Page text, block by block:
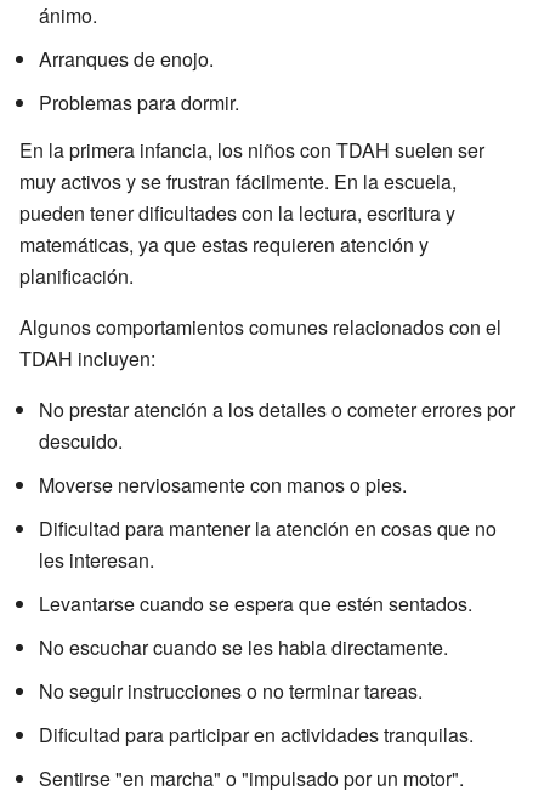
ánimo.
Arranques de enojo.
Problemas para dormir.
En la primera infancia, los niños con TDAH suelen ser
muy activos y se frustran fácilmente. En la escuela,
pueden tener dificultades con la lectura, escritura y
matemáticas, ya que estas requieren atención y
planificación.
Algunos comportamientos comunes relacionados con el
TDAH incluyen:
No prestar atención a los detalles o cometer errores por
descuido.
Moverse nerviosamente con manos o pies.
Dificultad para mantener la atención en cosas que no
les interesan.
Levantarse cuando se espera que estén sentados.
No escuchar cuando se les habla directamente.
No seguir instrucciones o no terminar tareas.
Dificultad para participar en actividades tranquilas.
Sentirse "en marcha" o "impulsado por un motor".